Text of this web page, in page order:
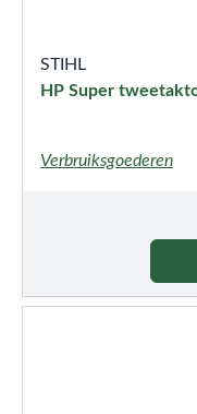
STIHL
HP Super
Verbruiksgoederen